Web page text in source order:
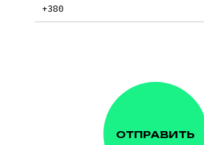
ОТПРАВИТЬ